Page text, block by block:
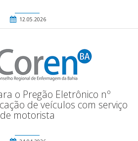
12.05.2026
o Pregão Eletrônico nº
de veículos com serviço
de motorista